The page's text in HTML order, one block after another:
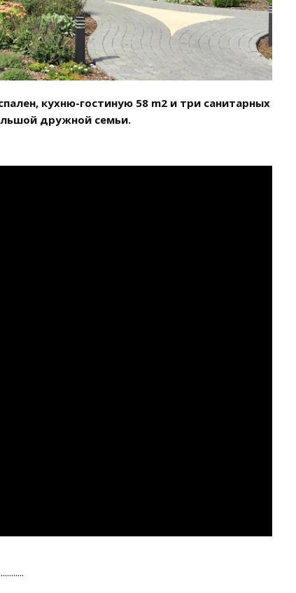
кухню-гостиную 58 m2 и три санитарных
дружной семьи.